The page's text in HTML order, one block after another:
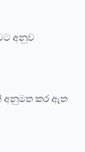
අනුව
අනුමත කර ඇත